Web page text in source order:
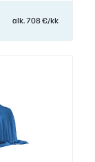
alk. 708 €/kk